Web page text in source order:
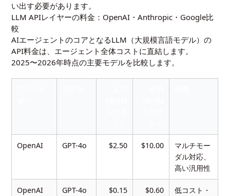
い出す必要があります。
LLM APIレイヤーの料金：OpenAI・Anthropic・Google比
較
AIエージェントのコアとなるLLM（大規模言語モデル）の
API料金は、エージェント全体コストに直結します。
2025〜2026年時点の主要モデルを比較します。
OpenAI GPT-4o $2.50 $10.00
マルチモー
ダル対応、
高い汎用性
OpenAI
GPT-4o
$0.15 $0.60
低コスト・